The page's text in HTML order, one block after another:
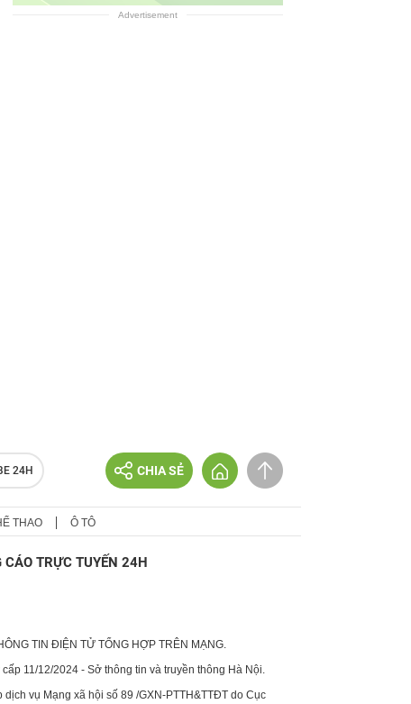
Advertisement
24H CHIA SẺ
THAO Ô TÔ
CÁO TRỰC TUYẾN 24H
TIN ĐIỆN TỬ TỔNG HỢP TRÊN MẠNG.
11/12/2024 - Sở thông tin và truyền thông Hà Nội.
vụ Mạng xã hội số 89 /GXN-PTTH&TTĐT do Cục